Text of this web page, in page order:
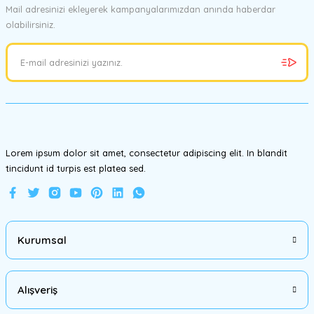
Ürün resmi kalitesiz, bozuk veya görüntülenemiyor.
Ürün bilgilerinde hatalar bulunuyor.
Mail adresinizi ekleyerek kampanyalarımızdan anında haberdar
olabilirsiniz.
Lorem ipsum dolor sit amet, consectetur adipiscing elit. In blandit
tincidunt id turpis est platea sed.
Kurumsal
Alışveriş